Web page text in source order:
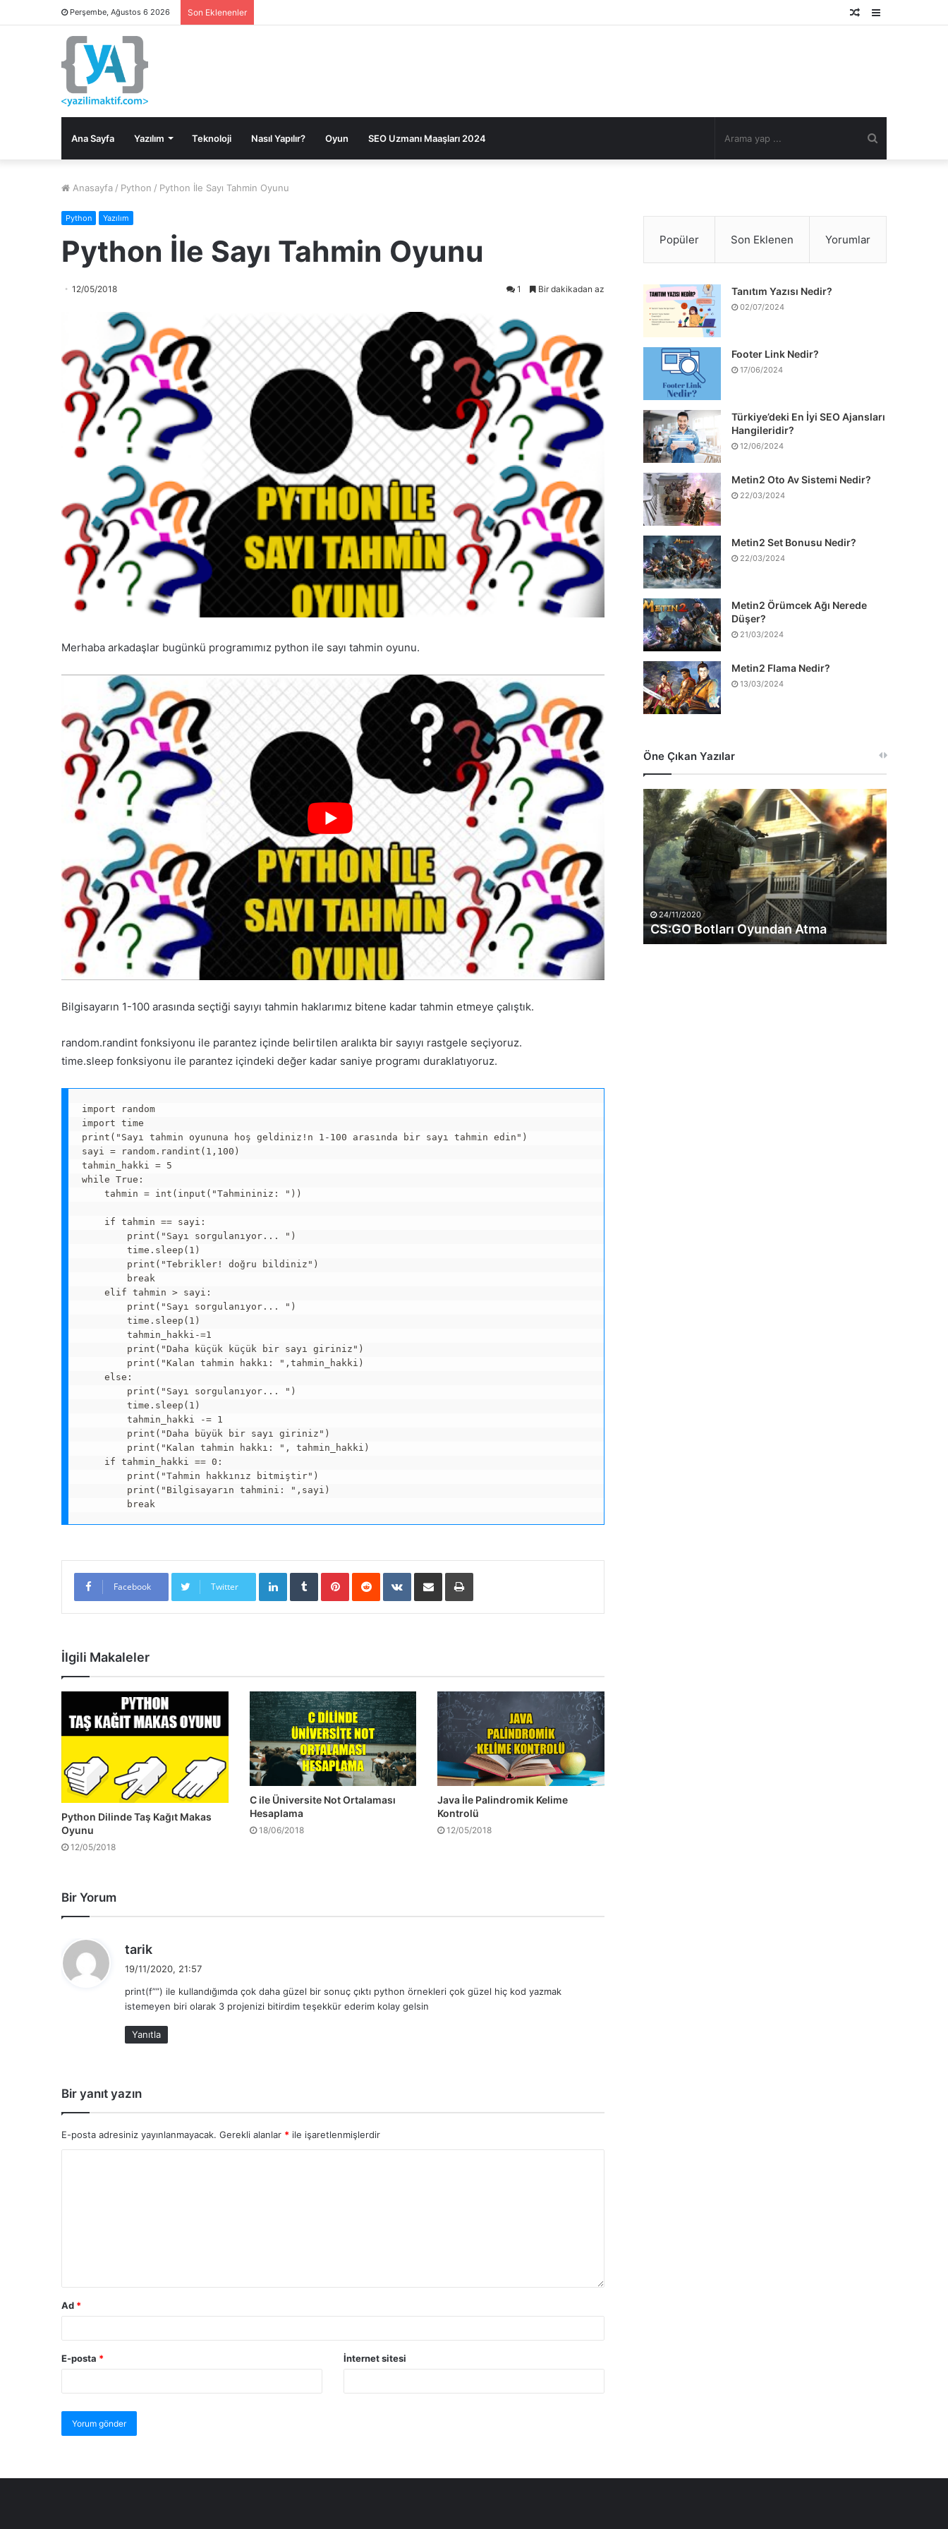
Perşembe, Ağustos 6 2026 Son Eklenenler Kenar
Rastgele
Ana Sayfa Yazılım Teknoloji Nasıl Yapılır? Oyun SEO Uzmanı Maaşları 2024
Anasayfa / Python / Python İle Sayı Tahmin Oyunu
Python Yazılım
Python İle Sayı Tahmin Oyunu
12/05/2018 1 Bir dakikadan az
Merhaba arkadaşlar bugünkü programımız python ile sayı tahmin oyunu.
Bilgisayarın 1-100 arasında seçtiği sayıyı tahmin haklarımız bitene kadar tahmin etmeye çalıştık.
random.randint fonksiyonu ile parantez içinde belirtilen aralıkta bir sayıyı rastgele seçiyoruz.
time.sleep fonksiyonu ile parantez içindeki değer kadar saniye programı duraklatıyoruz.
import random
import time
print("Sayı tahmin oyununa hoş geldiniz!n 1-100 arasında bir sayı tahmin edin")
sayi = random.randint(1,100)
tahmin_hakki = 5
while True:
    tahmin = int(input("Tahmininiz: "))
    if tahmin == sayi:
        print("Sayı sorgulanıyor... ")
        time.sleep(1)
        print("Tebrikler! doğru bildiniz")
        break
    elif tahmin > sayi:
        print("Sayı sorgulanıyor... ")
        time.sleep(1)
        tahmin_hakki-=1
        print("Daha küçük küçük bir sayı giriniz")
        print("Kalan tahmin hakkı: ",tahmin_hakki)
    else:
        print("Sayı sorgulanıyor... ")
        time.sleep(1)
        tahmin_hakki -= 1
        print("Daha büyük bir sayı giriniz")
        print("Kalan tahmin hakkı: ", tahmin_hakki)
    if tahmin_hakki == 0:
        print("Tahmin hakkınız bitmiştir")
        print("Bilgisayarın tahmini: ",sayi)
Facebook Twitter
LinkedInTumblrPinterestReddit VKontakteE-Posta ile paylaş Yazdır
İlgili Makaleler
Python Dilinde Taş Kağıt Makas
Oyunu
12/05/2018
C ile Üniversite Not Ortalaması
Hesaplama
18/06/2018
Java İle Palindromik Kelime
Kontrolü
12/05/2018
Bir Yorum
tarik
k
i
:
19/11/2020, 21:57
print(f””) ile kullandığımda çok daha güzel bir sonuç çıktı python örnekleri çok güzel hiç kod yazmak
istemeyen biri olarak 3 projenizi bitirdim teşekkür ederim kolay gelsin
Yanıtla
Bir yanıt yazın
E-posta adresiniz yayınlanmayacak. Gerekli alanlar * ile işaretlenmişlerdir
Ad *
E-posta * İnternet sitesi
Popüler Son Eklenen Yorumlar
Tanıtım Yazısı Nedir?
02/07/2024
Footer Link Nedir?
17/06/2024
Türkiye’deki En İyi SEO Ajansları
Hangileridir?
12/06/2024
Metin2 Oto Av Sistemi Nedir?
22/03/2024
Metin2 Set Bonusu Nedir?
22/03/2024
Metin2 Örümcek Ağı Nerede
Düşer?
21/03/2024
Metin2 Flama Nedir?
13/03/2024
Öne Çıkan Yazılar
CS:GO
Botları
Oyundan
Atma
24/11/2020
CS:GO Botları Oyundan Atma